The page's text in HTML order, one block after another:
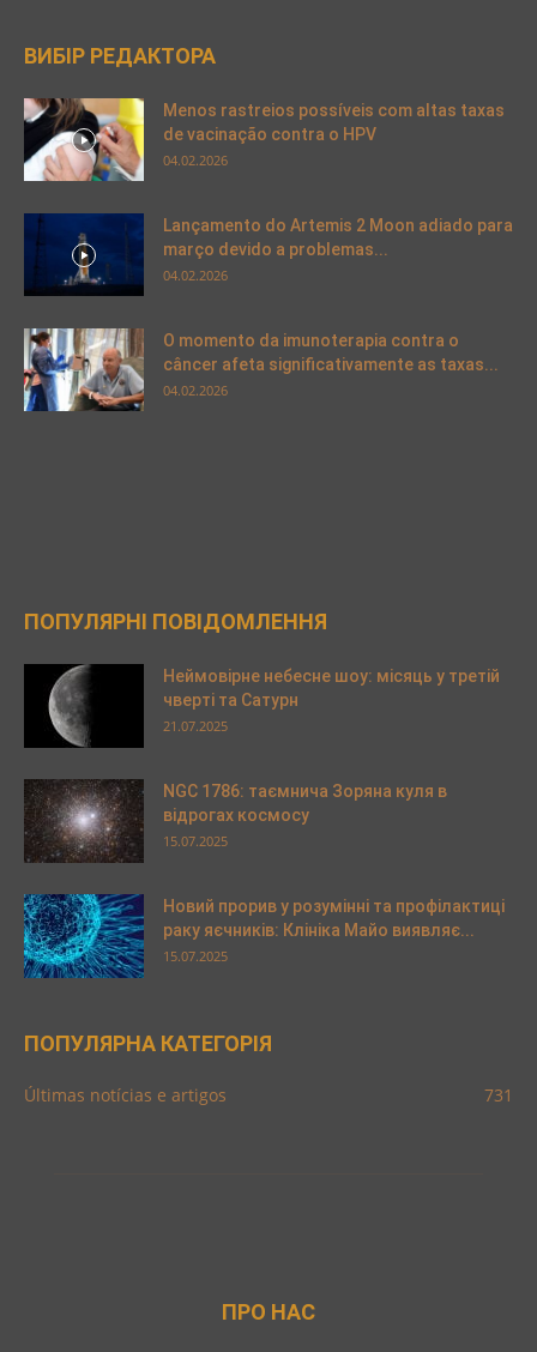
ВИБІР РЕДАКТОРА
Menos rastreios possíveis com altas taxas
de vacinação contra o HPV
04.02.2026
Lançamento do Artemis 2 Moon adiado para
março devido a problemas...
04.02.2026
O momento da imunoterapia contra o
câncer afeta significativamente as taxas...
04.02.2026
ПОПУЛЯРНІ ПОВІДОМЛЕННЯ
Неймовірне небесне шоу: місяць у третій
чверті та Сатурн
21.07.2025
NGC 1786: таємнича Зоряна куля в
відрогах космосу
15.07.2025
Новий прорив у розумінні та профілактиці
раку яєчників: Клініка Майо виявляє...
15.07.2025
ПОПУЛЯРНА КАТЕГОРІЯ
Últimas notícias e artigos 731
ПРО НАС